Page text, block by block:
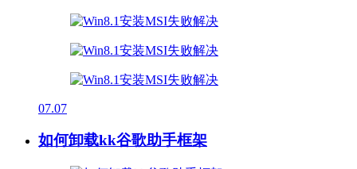
07.07
如何卸载kk谷歌助手框架